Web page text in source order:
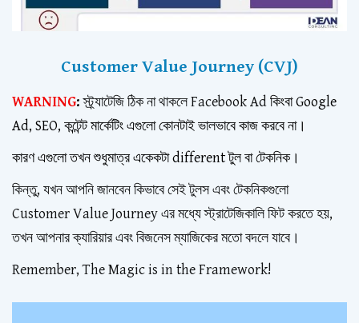
Customer Value Journey (CVJ)
WARNING:স্ট্র্যাটেজি ঠিক না থাকলেFacebook Ad কিংবা Google
Ad, SEO, কন্টেন্ট মার্কেটিং এগুলো কোনটাই ভালভাবে কাজ করবে না।
কারণ এগুলো তখন শুধুমাত্র একেকটা different টুল বা টেকনিক।
কিন্তু, যখন আপনি জানবেন কিভাবে সেই টুলস এবং টেকনিকগুলো
Customer Value Journey এর মধ্যে স্ট্রাটেজিকালি ফিট করতে হয়,
তখন আপনার ক্যারিয়ার এবং বিজনেস ম্যাজিকের মতো বদলে যাবে।
Remember, The Magic is in the Framework!